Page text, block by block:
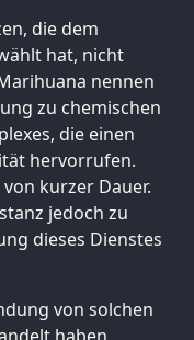
die dem
hat, nicht
nennen
zu chemischen
die einen
hervorrufen.
kurzer Dauer.
jedoch zu
dieses Dienstes
von solchen